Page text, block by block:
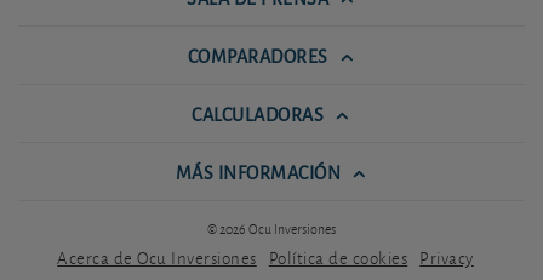
COMPARADORES
CALCULADORAS
MÁS INFORMACIÓN
© 2026 Ocu Inversiones
Acerca de Ocu Inversiones Política de cookies Privacy